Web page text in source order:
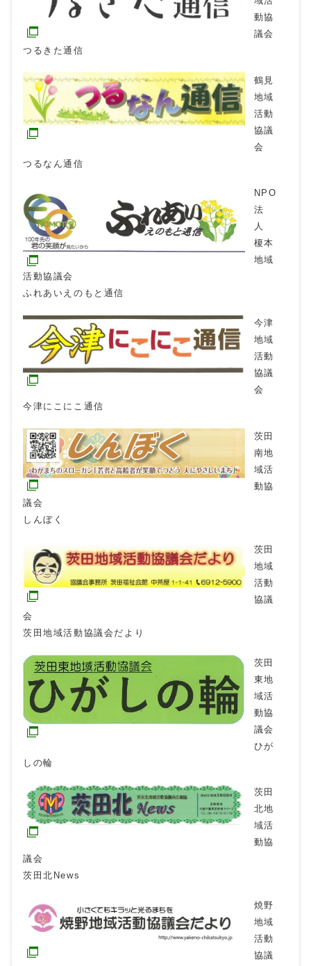
動協
議会
つるきた通信
鶴見
地域
活動
協議
会
つるなん通信
NPO
法
人
榎本
地域
活動協議会
ふれあいえのもと通信
今津
地域
活動
協議
会
今津にこにこ通信
茨田
南地
域活
動協
議会
しんぼく
茨田
地域
活動
協議
会
茨田地域活動協議会だより
茨田
東地
域活
動協
議会
ひが
しの輪
茨田
北地
域活
動協
議会
茨田北News
焼野
地域
活動
協議